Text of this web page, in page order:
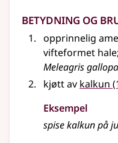
Betydning og
opprinnelig
vifteformet hale;
Meleagris
kjøtt av kalkun
Eksempel
spise kalkun på